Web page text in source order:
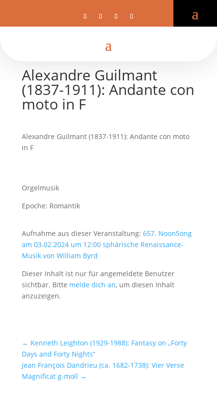
Alexandre Guilmant
(1837-1911): Andante con
moto in F
Alexandre Guilmant (1837-1911): Andante con moto
in F
Orgelmusik
Epoche: Romantik
Aufnahme aus dieser Veranstaltung: 657. NoonSong
am 03.02.2024 um 12:00 sphärische Renaissance-
Musik von William Byrd
Dieser Inhalt ist nur für angemeldete Benutzer
sichtbar. Bitte melde dich an, um diesen Inhalt
anzuzeigen.
← Kenneth Leighton (1929-1988): Fantasy on „Forty
Days and Forty Nights“
Jean François Dandrieu (ca. 1682-1738): Vier Verse
Magnificat g-moll →